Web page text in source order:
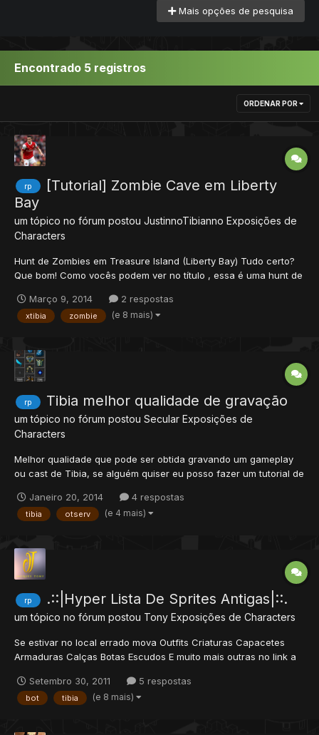
Mais opções de pesquisa
Encontrado 5 registros
ORDENAR POR
rp
[Tutorial] Zombie Cave em Liberty
Bay
um tópico no fórum postou JustinnoTibianno Exposições de
Characters
Hunt de Zombies em Treasure Island (Liberty Bay) Tudo certo?
Que bom! Como vocês podem ver no título , essa é uma hunt de
paladin também deve ser, mas só testei com kina). Informações
da Cave Local: Treasure Island (Liberty...
Março 9, 2014 2 respostas
xtibia zombie (e 8 mais)
rp Tibia melhor qualidade de gravação
um tópico no fórum postou Secular Exposições de
Characters
Melhor qualidade que pode ser obtida gravando um gameplay
ou cast de Tibia, se alguém quiser eu posso fazer um tutorial de
Janeiro 20, 2014
4 respostas
tibia otserv (e 4 mais)
rp .::|Hyper Lista De Sprites Antigas|::.
um tópico no fórum postou Tony Exposições de Characters
Se estivar no local errado mova Outfits Criaturas Capacetes
Armaduras Calças Botas Escudos E muito mais outras no link a
Setembro 30, 2011
5 respostas
bot tibia (e 8 mais)